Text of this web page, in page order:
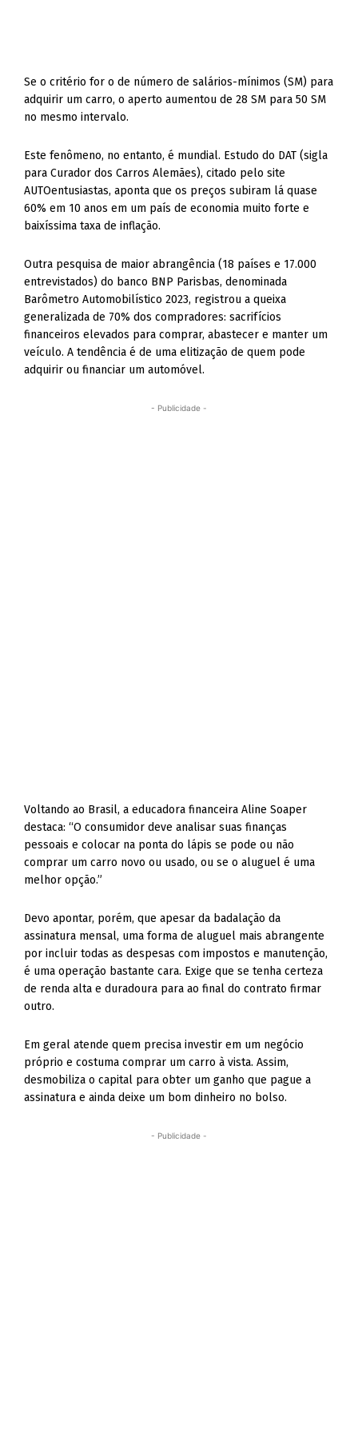
Se o critério for o de número de salários-mínimos (SM) para
adquirir um carro, o aperto aumentou de 28 SM para 50 SM
no mesmo intervalo.
Este fenômeno, no entanto, é mundial. Estudo do DAT (sigla
para Curador dos Carros Alemães), citado pelo site
AUTOentusiastas, aponta que os preços subiram lá quase
60% em 10 anos em um país de economia muito forte e
baixíssima taxa de inflação.
Outra pesquisa de maior abrangência (18 países e 17.000
entrevistados) do banco BNP Parisbas, denominada
Barômetro Automobilístico 2023, registrou a queixa
generalizada de 70% dos compradores: sacrifícios
financeiros elevados para comprar, abastecer e manter um
veículo. A tendência é de uma elitização de quem pode
adquirir ou financiar um automóvel.
- Publicidade -
Voltando ao Brasil, a educadora financeira Aline Soaper
destaca: “O consumidor deve analisar suas finanças
pessoais e colocar na ponta do lápis se pode ou não
comprar um carro novo ou usado, ou se o aluguel é uma
melhor opção.”
Devo apontar, porém, que apesar da badalação da
assinatura mensal, uma forma de aluguel mais abrangente
por incluir todas as despesas com impostos e manutenção,
é uma operação bastante cara. Exige que se tenha certeza
de renda alta e duradoura para ao final do contrato firmar
outro.
Em geral atende quem precisa investir em um negócio
próprio e costuma comprar um carro à vista. Assim,
desmobiliza o capital para obter um ganho que pague a
assinatura e ainda deixe um bom dinheiro no bolso.
- Publicidade -